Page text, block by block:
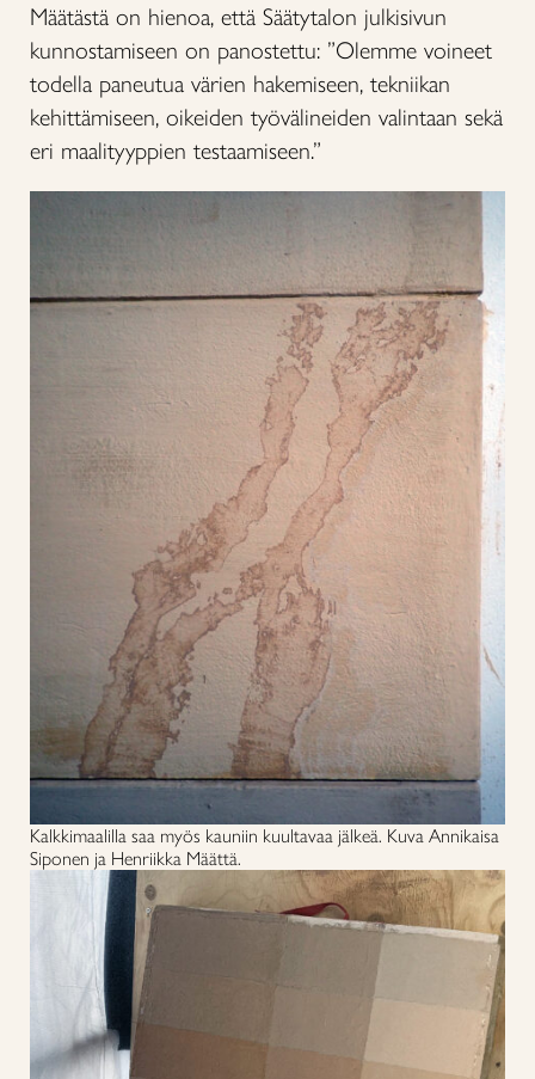
Määtästä on hienoa, että Säätytalon julkisivun
kunnostamiseen on panostettu: ”Olemme voineet
todella paneutua värien hakemiseen, tekniikan
kehittämiseen, oikeiden työvälineiden valintaan sekä
eri maalityyppien testaamiseen.”
Kalkkimaalilla saa myös kauniin kuultavaa jälkeä. Kuva Annikaisa
Siponen ja Henriikka Määttä.